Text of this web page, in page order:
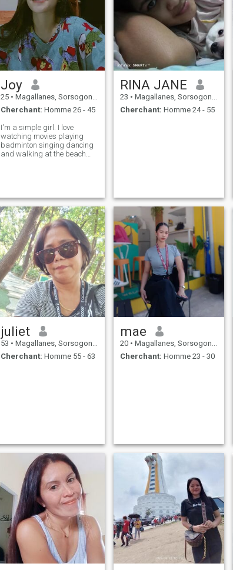
Joy
25 • Magallanes, Sorsogon, Philippines
Cherchant: Homme 26 - 45
I'm a simple girl. I love
watching movies playing
badminton singing dancing
and walking at the beach
RINA JANE
23 • Magallanes, Sorsogon, Philippines
Cherchant: Homme 24 - 55
juliet
53 • Magallanes, Sorsogon, Philippines
Cherchant: Homme 55 - 63
mae
20 • Magallanes, Sorsogon, Philippines
Cherchant: Homme 23 - 30